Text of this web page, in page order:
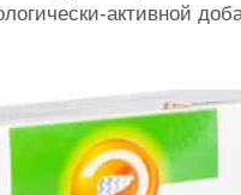
активной